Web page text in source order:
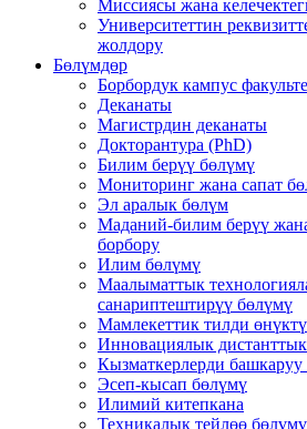
Миссиясы жана
Университеттин
жолдору
Бөлүмдөр
Борбордук кампус
Деканаты
Магистрдин деканаты
Докторантура (PhD)
Билим берүү бөлүмү
Мониторинг жана сапат
Эл аралык бөлүм
Маданий-билим берүү
борбору
Илим бөлүмү
Маалыматтык
санариптештирүү бөлүмү
Мамлекеттик тилди
Инновациялык дистанттык
Кызматкерлерди
Эсеп-кысап бөлүмү
Илимий китепкана
Техникалык тейлөө бөлүмү